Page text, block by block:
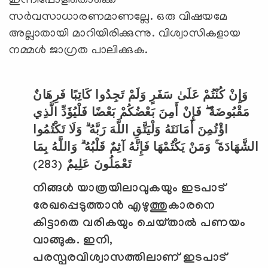
സര്‍വസാധാരണമാണല്ലേ. ഒരു വിഷയമേ
അല്ലാതായി മാറിയിരിക്കുന്നു. വിശ്വാസികളായ
നമ്മള്‍ ജാഗ്രത പാലിക്കുക.
وَإِنْ كُنْتُمْ عَلَىٰ سَفَرٍ وَلَمْ تَجِدُوا كَاتِبًا فَرِهَانٌ
مَقْبُوضَةٌ ۖ فَإِنْ أَمِنَ بَعْضُكُمْ بَعْضًا فَلْيُؤَدِّ الَّذِي
اؤْتُمِنَ أَمَانَتَهُ وَلْيَتَّقِ اللَّهَ رَبَّهُ ۗ وَلَا تَكْتُمُوا
الشَّهَادَةَ ۚ وَمَنْ يَكْتُمْهَا فَإِنَّهُ آثِمٌ قَلْبُهُ ۗ وَاللَّهُ بِمَا
تَعْمَلُونَ عَلِيمٌ (283)
നിങ്ങള്‍ യാത്രയിലാവുകയും ഇടപാട്
രേഖപ്പെടുത്താന്‍ എഴുത്തുകാരനെ
കിട്ടാതെ വരികയും ചെയ്താല്‍ പണയം
വാങ്ങുക. ഇനി,
പരസ്പരവിശ്വാസത്തിലാണ് ഇടപാട്